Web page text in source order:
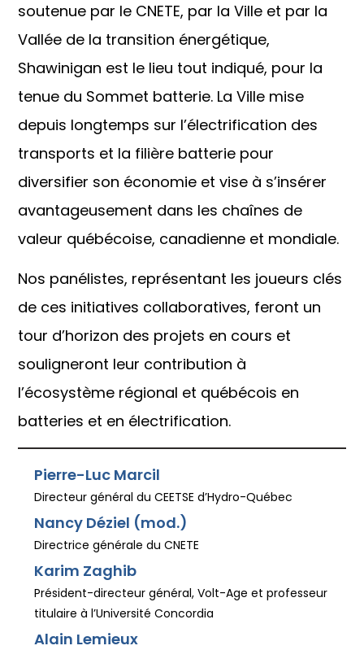
soutenue par le CNETE, par la Ville et par la
Vallée de la transition énergétique,
Shawinigan est le lieu tout indiqué, pour la
tenue du Sommet batterie. La Ville mise
depuis longtemps sur l’électrification des
transports et la filière batterie pour
diversifier son économie et vise à s’insérer
avantageusement dans les chaînes de
valeur québécoise, canadienne et mondiale.
Nos panélistes, représentant les joueurs clés
de ces initiatives collaboratives, feront un
tour d’horizon des projets en cours et
souligneront leur contribution à
l’écosystème régional et québécois en
batteries et en électrification.
Pierre-Luc Marcil
Directeur général du CEETSE d’Hydro-Québec
Nancy Déziel (mod.)
Directrice générale du CNETE
Karim Zaghib
Président-directeur général, Volt-Age et professeur
titulaire à l’Université Concordia
Alain Lemieux